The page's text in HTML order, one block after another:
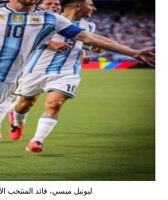
ليونيل ميسي، قائد المنتخب